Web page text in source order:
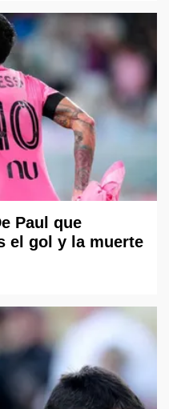
Paul que
el gol y la muerte